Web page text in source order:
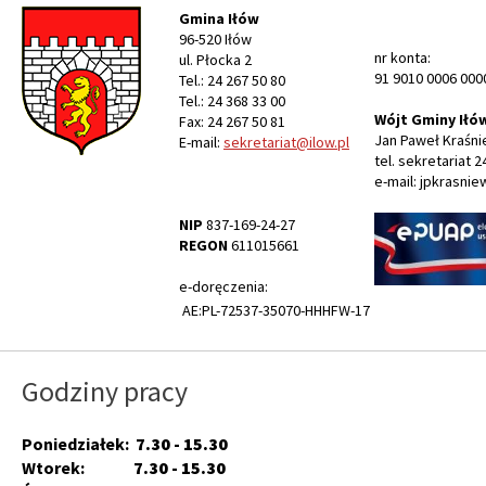
Gmina Iłów
96-520 Iłów
ul. Płocka 2
Tel.: 24 267 50 80
Tel.: 24 368 33 00
Fax: 24 267 50 81
E-mail: sekretariat@ilow.pl
NIP 837-169-24-27
REGON611015661
e-doręczenia:
AE:PL-72537-35070-HHHFW-17
nr konta:
91 9010 0006
Wójt Gminy
Jan Paweł
tel. sekretariat
e-mail:
Godziny pracy
Poniedziałek: 7.30 - 15.30
Wtorek: 7.30 - 15.30